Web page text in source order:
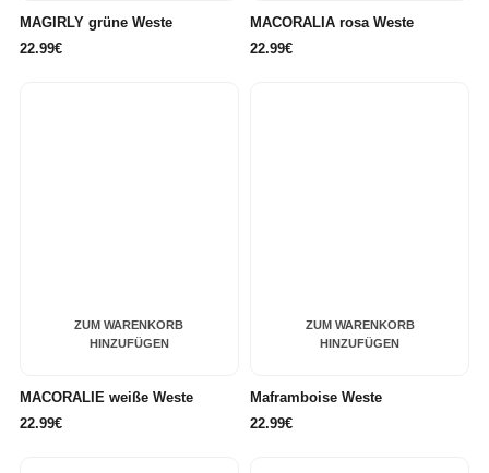
MAGIRLY grüne Weste
22.99€
MACORALIA rosa Weste
22.99€
ZUM WARENKORB
HINZUFÜGEN
MACORALIE weiße Weste
22.99€
ZUM WARENKORB
HINZUFÜGEN
Maframboise Weste
22.99€